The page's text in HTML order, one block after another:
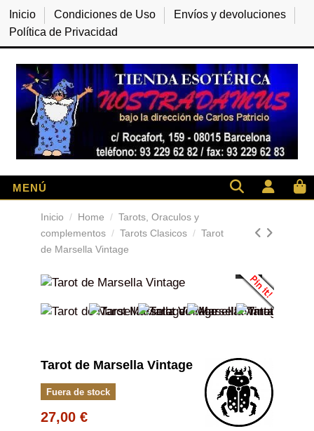
Inicio Condiciones de Uso
Envíos y devoluciones
Política de Privacidad
Inicio Home
Tarots, Oraculos y
complementos
Tarots Clasicos
Tarot
de Marsella Vintage
Tarot de Marsella Vintage
Fuera de stock
27,00 €